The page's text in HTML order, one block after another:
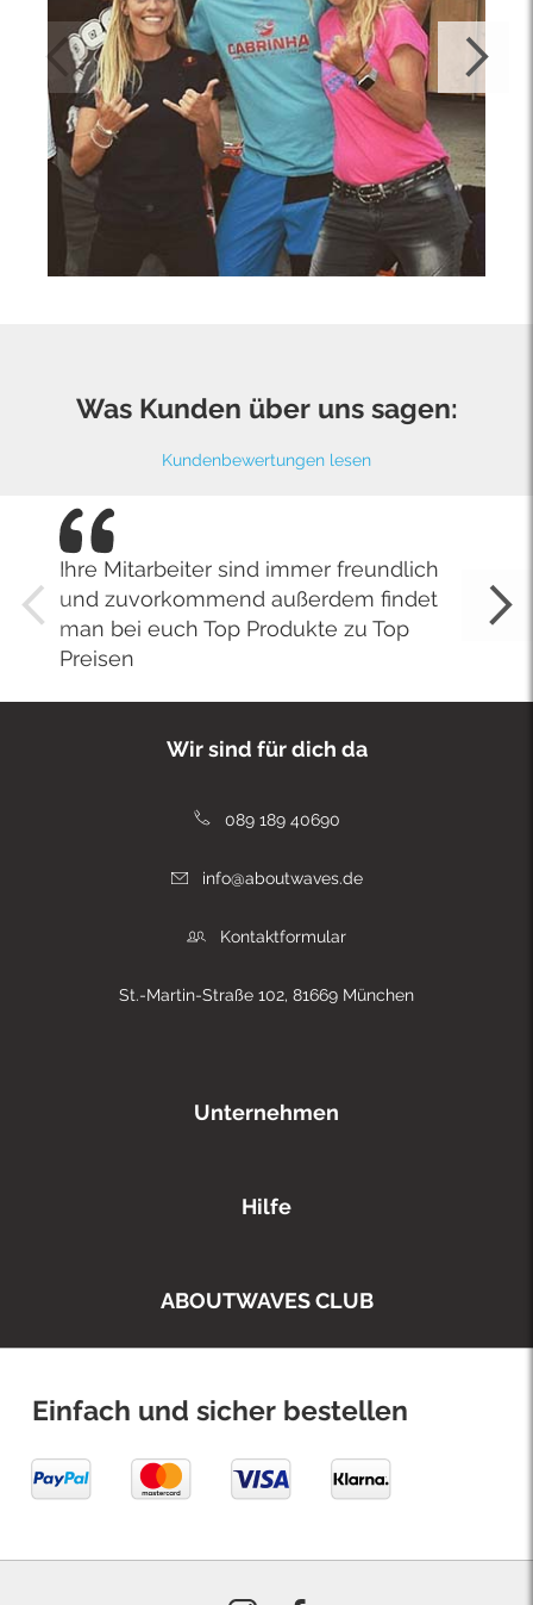
Was Kunden über uns sagen:
Kundenbewertungen lesen
Ihre Mitarbeiter sind immer freundlich
und zuvorkommend außerdem findet
man bei euch Top Produkte zu Top
Preisen
Wir sind für dich da
089 189 40690
info@aboutwaves.de
Kontaktformular
St.-Martin-Straße 102, 81669 München
Unternehmen
Hilfe
ABOUTWAVES CLUB
Einfach und sicher bestellen